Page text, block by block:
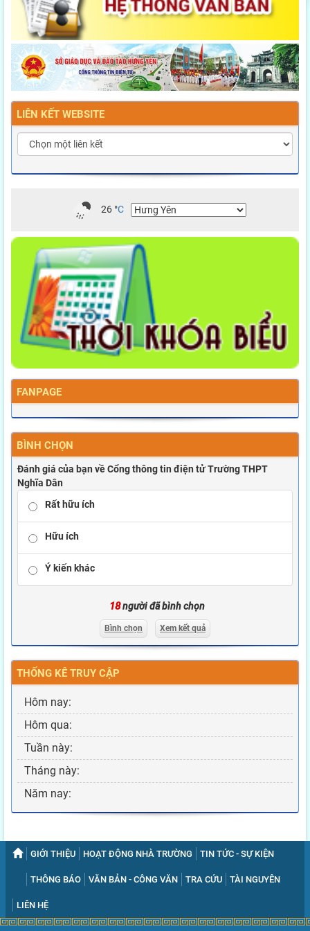
LIÊN KẾT WEBSITE
26°C
FANPAGE
BÌNH CHỌN
Đánh giá của bạn về Cổng thông tin điện tử Trường THPT
Nghĩa Dân
Rất hữu ích
Hữu ích
Ý kiến khác
18người đã bình chọn
Bình chọn Xem kết quả
THỐNG KÊ TRUY CẬP
Hôm nay:
Hôm qua:
Tuần này:
Tháng này:
Năm nay:
GIỚI THIỆU HOẠT ĐỘNG NHÀ TRƯỜNG TIN TỨC - SỰ KIỆN
THÔNG BÁO VĂN BẢN - CÔNG VĂN TRA CỨU TÀI NGUYÊN
LIÊN HỆ